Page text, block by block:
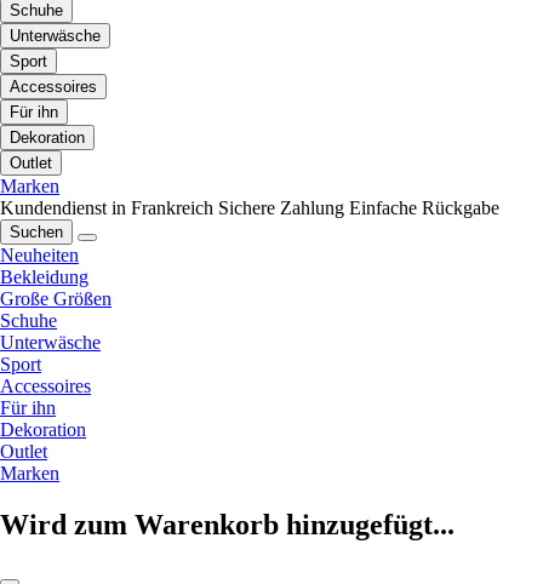
Schuhe
Unterwäsche
Sport
Accessoires
Für ihn
Dekoration
Outlet
Marken
Kundendienst in Frankreich Sichere Zahlung Einfache Rückgabe
Suchen
Neuheiten
Bekleidung
Große Größen
Schuhe
Unterwäsche
Sport
Accessoires
Für ihn
Dekoration
Outlet
Marken
Wird zum Warenkorb hinzugefügt...